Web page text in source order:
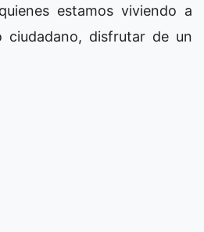
estamos viviendo a
ciudadano, disfrutar de un